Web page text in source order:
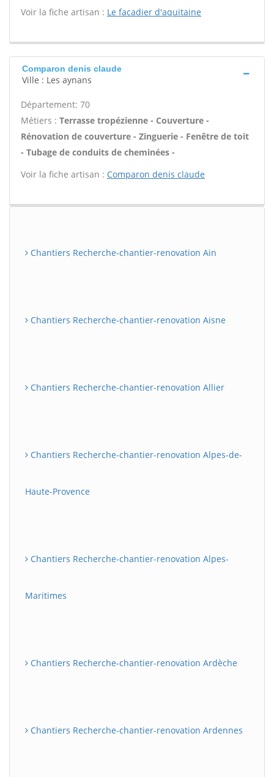
Voir la fiche artisan : Le facadier d'aquitaine
Comparon denis claude
Ville : Les aynans
Département: 70
Métiers : Terrasse tropézienne - Couverture -
Rénovation de couverture - Zinguerie - Fenêtre de toit
- Tubage de conduits de cheminées -
Voir la fiche artisan : Comparon denis claude
Chantiers Recherche-chantier-renovation Ain
Chantiers Recherche-chantier-renovation Aisne
Chantiers Recherche-chantier-renovation Allier
Chantiers Recherche-chantier-renovation Alpes-de-
Haute-Provence
Chantiers Recherche-chantier-renovation Alpes-
Maritimes
Chantiers Recherche-chantier-renovation Ardèche
Chantiers Recherche-chantier-renovation Ardennes